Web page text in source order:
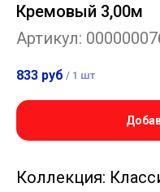
Кремовый 3,00м
Артикул:
833 руб / 1 шт
Коллекция: